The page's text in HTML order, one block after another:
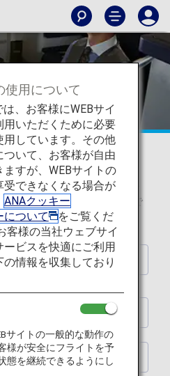
食事をご用意しています。
は２才未満までのお子様、お
は2才～5才までのお子様向けで
内食について
）
）
使用について
、お客様にWEBサイ
用いただくために必要
用しています。その他
いて、お客様が自由
すが、WEBサイトの
受できなくなる場合が
ANAクッキー
について
をご覧くだ
客様の当社ウェブサイ
ービスを快適にご利用
情報を収集しており
サイトの一般的な動作の
様が安全にフライトを予
態を継続できるようにし